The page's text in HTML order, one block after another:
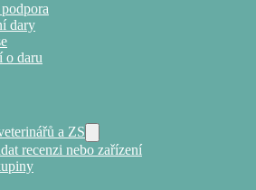
dary
o daru
a ZS
recenzi nebo zařízení